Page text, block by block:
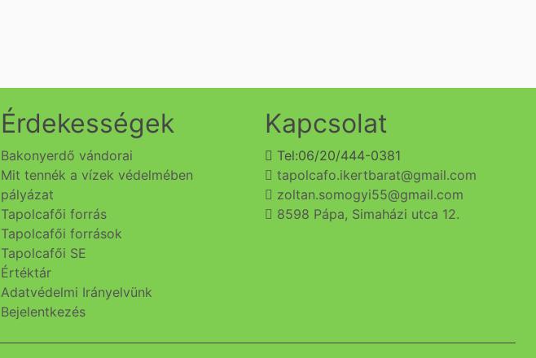
Érdekességek
Bakonyerdő vándorai
Mit tennék a vízek védelmében
pályázat
Tapolcafői forrás
Tapolcafői források
Tapolcafői SE
Értéktár
Adatvédelmi Irányelvünk
Bejelentkezés
Kapcsolat
Tel:06/20/444-0381
tapolcafo.ikertbarat@gmail.com
zoltan.somogyi55@gmail.com
8598 Pápa, Simaházi utca 12.